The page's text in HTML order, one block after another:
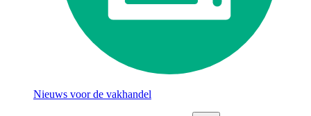
Nieuws voor de vakhandel